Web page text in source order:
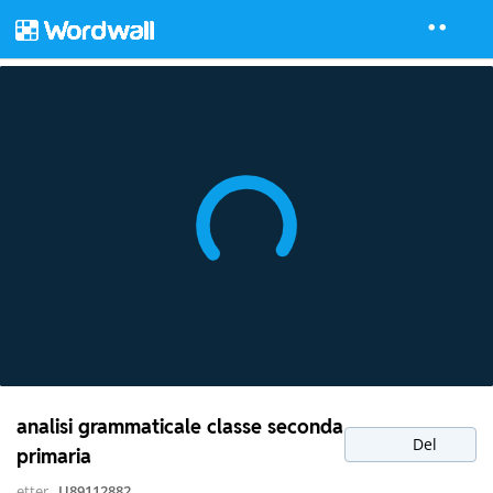
analisi grammaticale classe seconda
primaria
Del